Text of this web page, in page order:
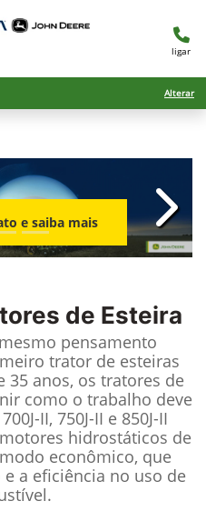
ligar
Alterar
e saiba mais
de Esteira
pensamento
trator de esteiras
35 anos, os tratores de
como o trabalho deve
II, 750J-II e 850J-II
hidrostáticos de
econômico, que
a eficiência no uso de